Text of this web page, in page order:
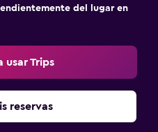
del lugar en
usar Trips
reservas